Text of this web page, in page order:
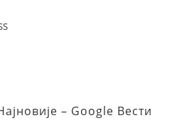
– Google Вести